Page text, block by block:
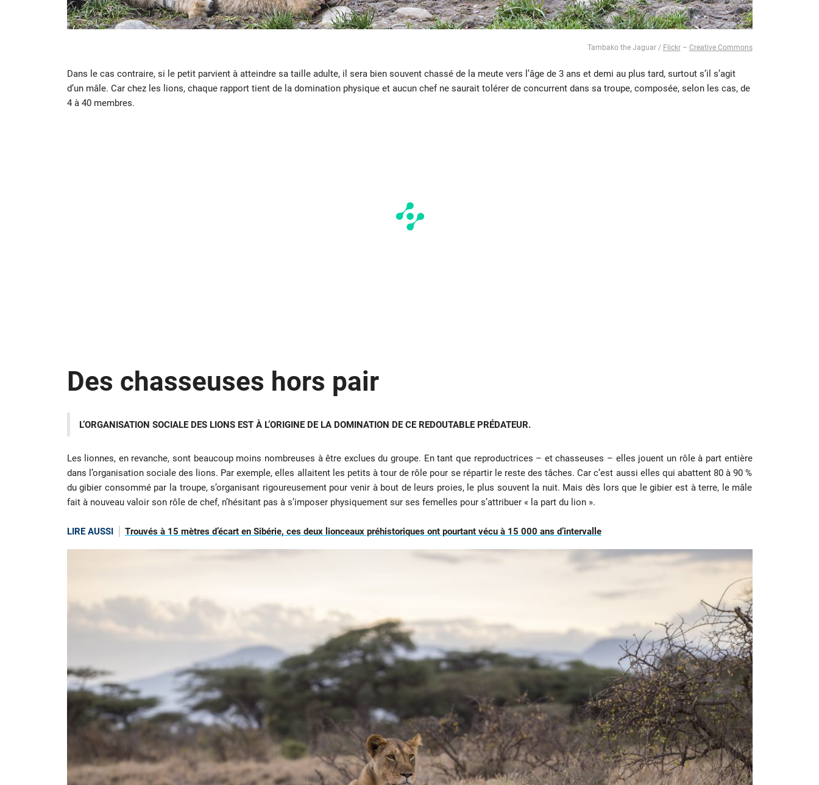
Tambako the Jaguar / Flickr– Creative Commons
Dans le cas contraire, si le petit parvient à atteindre sa taille adulte, il sera bien souvent chassé de la meute vers l’âge de 3 ans et demi au plus tard, surtout s’il s’agit
d’un mâle. Car chez les lions, chaque rapport tient de la domination physique et aucun chef ne saurait tolérer de concurrent dans sa troupe, composée, selon les cas, de
4 à 40 membres.
Des chasseuses hors pair
L’ORGANISATION SOCIALE DES LIONS EST À L’ORIGINE DE LA DOMINATION DE CE REDOUTABLE PRÉDATEUR.
Les lionnes, en revanche, sont beaucoup moins nombreuses à être exclues du groupe. En tant que reproductrices – et chasseuses – elles jouent un rôle à part entière
dans l’organisation sociale des lions. Par exemple, elles allaitent les petits à tour de rôle pour se répartir le reste des tâches. Car c’est aussi elles qui abattent 80 à 90 %
du gibier consommé par la troupe, s’organisant rigoureusement pour venir à bout de leurs proies, le plus souvent la nuit. Mais dès lors que le gibier est à terre, le mâle
fait à nouveau valoir son rôle de chef, n’hésitant pas à s’imposer physiquement sur ses femelles pour s’attribuer « la part du lion ».
LIRE AUSSI Trouvés à 15 mètres d’écart en Sibérie, ces deux lionceaux préhistoriques ont pourtant vécu à 15 000 ans d’intervalle